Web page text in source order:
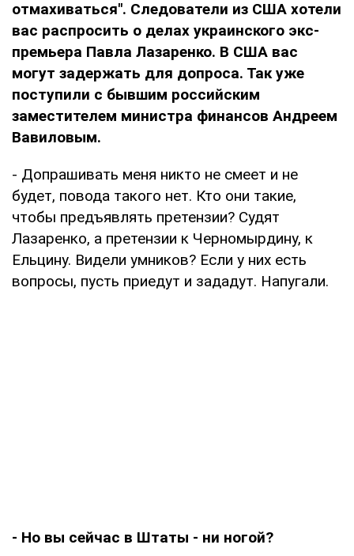
отмахиваться". Следователи из США хотели
вас распросить о делах украинского экс-
премьера Павла Лазаренко. В США вас
могут задержать для допроса. Так уже
поступили с бывшим российским
заместителем министра финансов Андреем
Вавиловым.
- Допрашивать меня никто не смеет и не
будет, повода такого нет. Кто они такие,
чтобы предъявлять претензии? Судят
Лазаренко, а претензии к Черномырдину, к
Ельцину. Видели умников? Если у них есть
вопросы, пусть приедут и зададут. Напугали.
- Но вы сейчас в Штаты - ни ногой?